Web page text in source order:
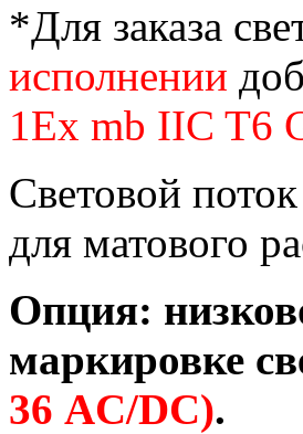
*Для заказа
исполнении
1Ex mb IIC T6
Световой
для матового
Опция:
маркировке
36 AC/DC).